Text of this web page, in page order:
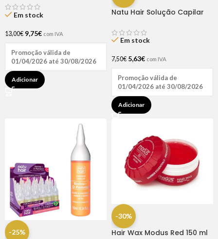
Em stock
13,00€ 9,75€ com IVA
Promoção válida de
01/04/2026 até 30/08/2026
Adicionar
Natu Hair Solução Capilar
Em stock
7,50€ 5,63€ com IVA
Promoção válida de
01/04/2026 até 30/08/2026
Adicionar
-25%
-30%
Hair Wax Modus Red 150 ml